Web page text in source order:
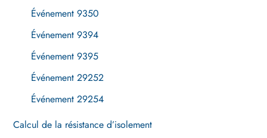
Événement 9350
Événement 9394
Événement 9395
Événement 29252
Événement 29254
Calcul de la résistance d’isolement